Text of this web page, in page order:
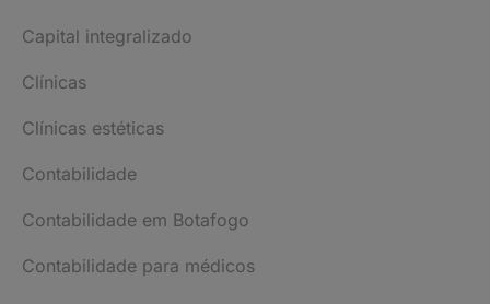
Capital integralizado
Clínicas
Clínicas estéticas
Contabilidade
Contabilidade em Botafogo
Contabilidade para médicos